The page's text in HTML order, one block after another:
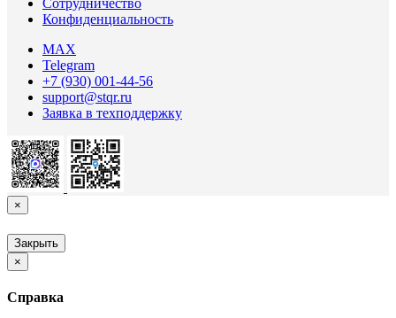
Сотрудничество
Конфиденциальность
MAX
Telegram
+7 (930) 001-44-56
support@stqr.ru
Заявка в техподдержку
×
Закрыть
×
Справка